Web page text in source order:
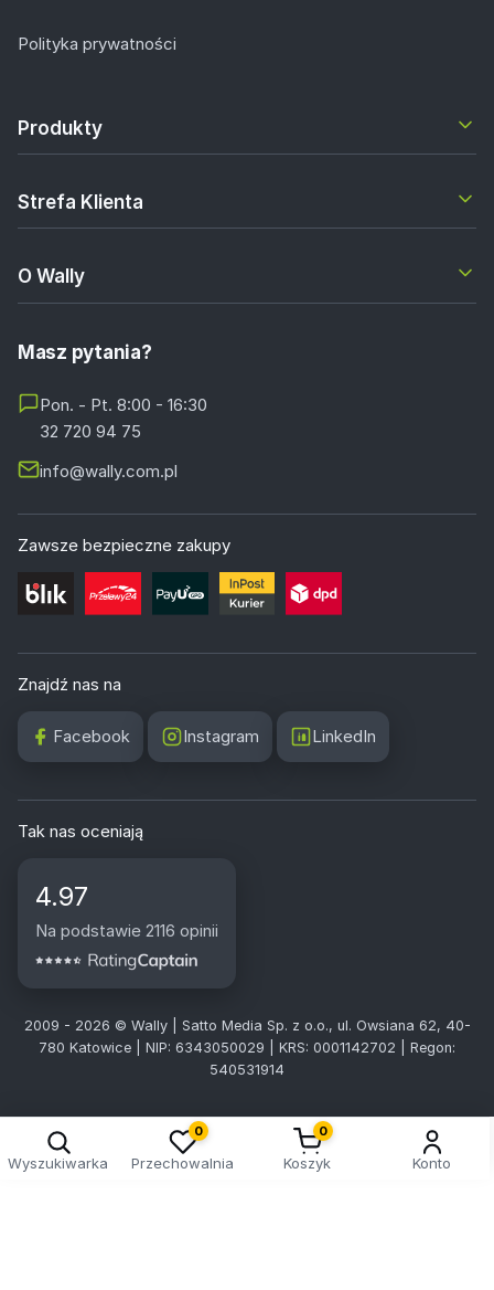
Polityka prywatności
Produkty
Strefa Klienta
O Wally
Masz pytania?
Pon. - Pt. 8:00 - 16:30
32 720 94 75
info@wally.com.pl
Zawsze bezpieczne zakupy
Znajdź nas na
Facebook Instagram LinkedIn
Tak nas oceniają
4.97
Na podstawie 2116 opinii
2009 - 2026 © Wally | Satto Media Sp. z o.o., ul. Owsiana 62, 40-
780 Katowice | NIP: 6343050029 | KRS: 0001142702 | Regon:
540531914
Wyszukiwarka
0
Przechowalnia
0
Koszyk Konto